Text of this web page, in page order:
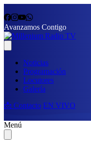
Avanzamos Contigo
Noticias
Programación
Locutores
Galería
📩 Contacto EN VIVO
Menú